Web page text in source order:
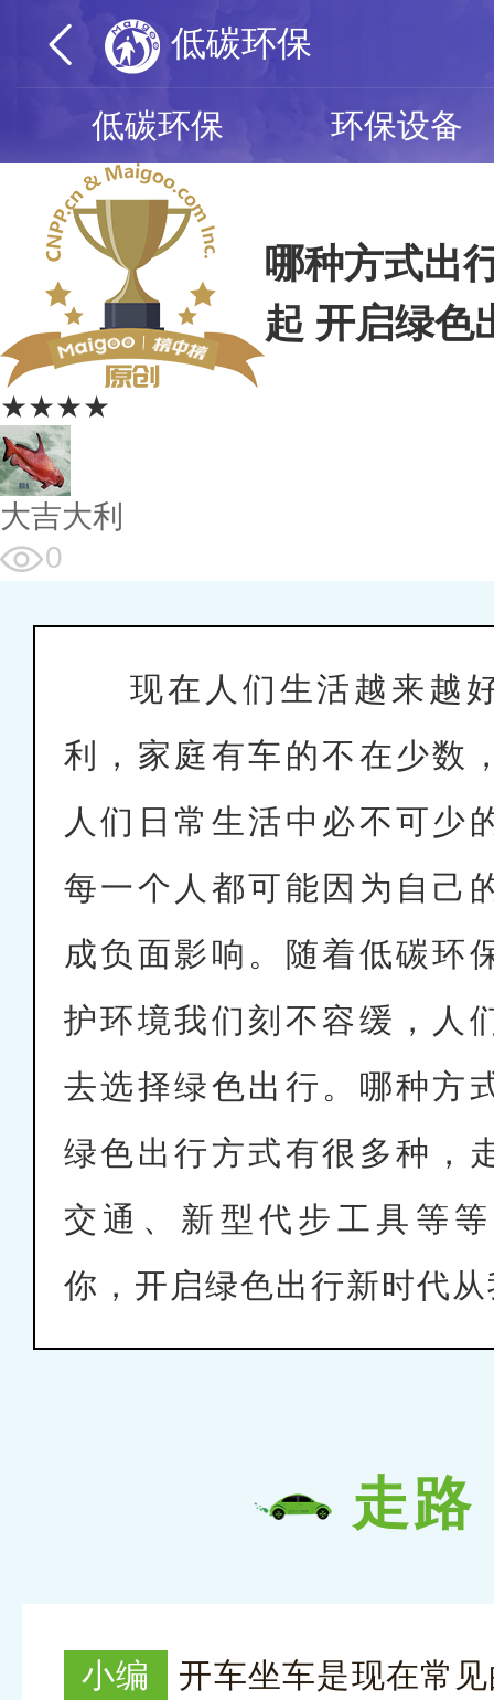
低碳环保
低碳环保 环保设备
★★★★
哪种方式出
起 开启绿色
大吉大利
0
现在人们生活越来越
利，家庭有车的不在少数
人们日常生活中必不可少
每一个人都可能因为自己
成负面影响。随着低碳环
护环境我们刻不容缓，人
去选择绿色出行。哪种方
绿色出行方式有很多种，
交通、新型代步工具等
你，开启绿色出行新时代
走路
小编
开车坐车是现在常